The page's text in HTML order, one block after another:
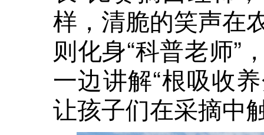
样，清脆的笑声在
则化身“科普老师”
一边讲解“根吸收
让孩子们在采摘中